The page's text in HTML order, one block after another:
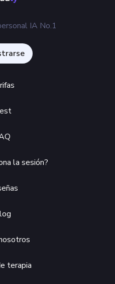
IA No.1
la sesión?
terapia